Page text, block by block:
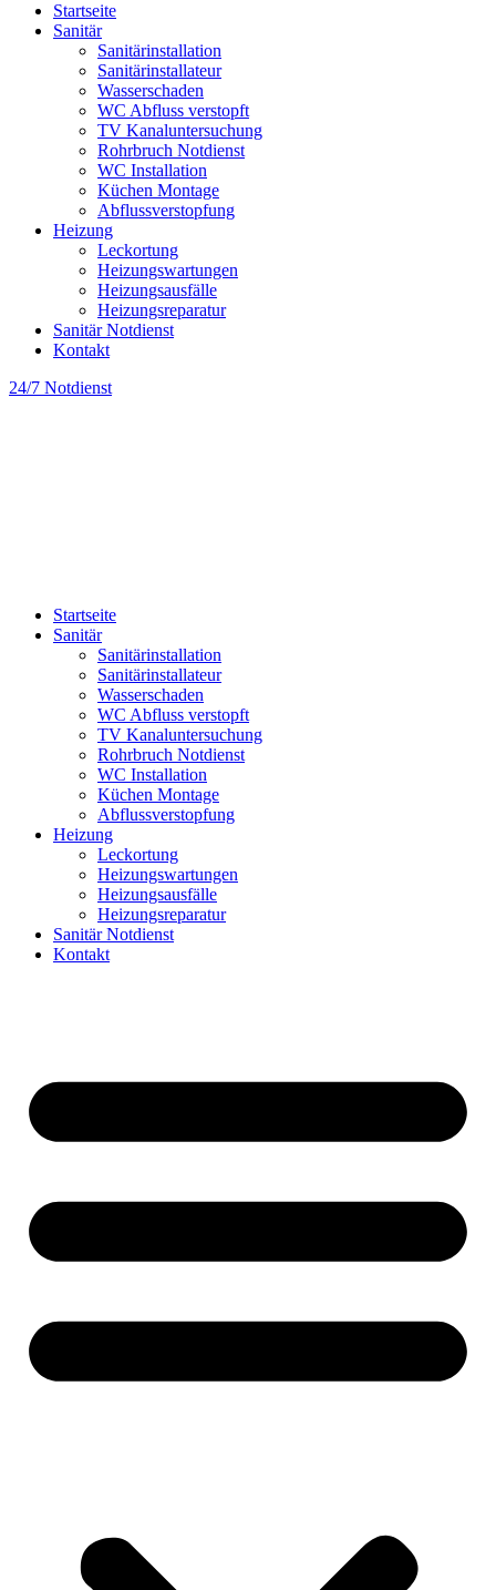
Startseite
Sanitär
Sanitärinstallation
Sanitärinstallateur
Wasserschaden
WC Abfluss verstopft
TV Kanaluntersuchung
Rohrbruch Notdienst
WC Installation
Küchen Montage
Abflussverstopfung
Heizung
Leckortung
Heizungswartungen
Heizungsausfälle
Heizungsreparatur
Sanitär Notdienst
Kontakt
24/7 Notdienst
Startseite
Sanitär
Sanitärinstallation
Sanitärinstallateur
Wasserschaden
WC Abfluss verstopft
TV Kanaluntersuchung
Rohrbruch Notdienst
WC Installation
Küchen Montage
Abflussverstopfung
Heizung
Leckortung
Heizungswartungen
Heizungsausfälle
Heizungsreparatur
Sanitär Notdienst
Kontakt